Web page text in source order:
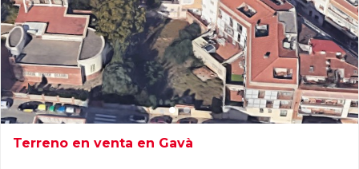
Terreno en venta en Gavà